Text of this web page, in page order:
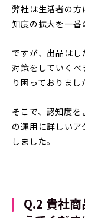
弊社は生活者の方
知度の拡大を一
ですが、出品は
対策をしていく
り困っておりまし
そこで、認知度
の運用に詳しい
しました。
Q.2 貴社